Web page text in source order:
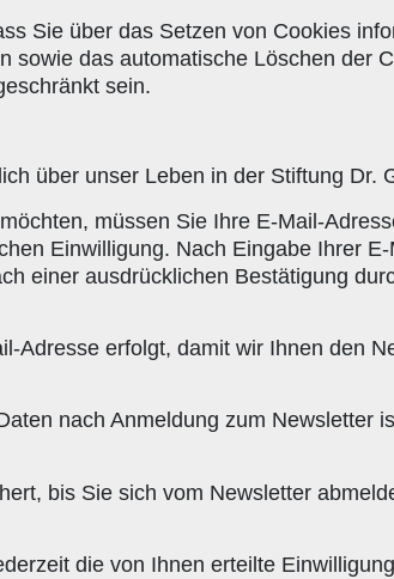
Sie über das Setzen von Cookies
sowie das automatische Löschen
sein.
über unser Leben in der Stiftung Dr.
müssen Sie Ihre E-Mail-
Einwilligung. Nach Eingabe Ihrer
einer ausdrücklichen Bestätigung
Adresse erfolgt, damit wir Ihnen den
nach Anmeldung zum Newsletter
bis Sie sich vom Newsletter
die von Ihnen erteilte